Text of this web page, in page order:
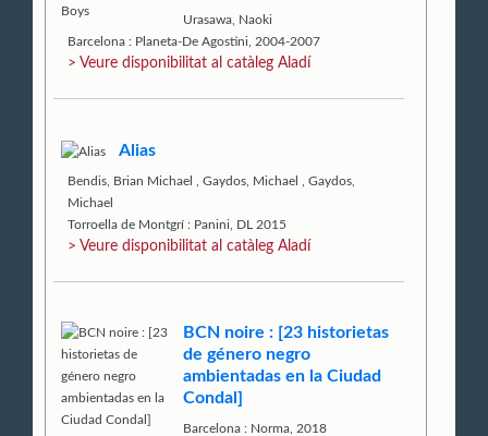
Urasawa, Naoki
Barcelona : Planeta-De Agostini, 2004-2007
> Veure disponibilitat al catàleg Aladí
Alias
Bendis, Brian Michael ,Gaydos, Michael ,Gaydos,
Michael
Torroella de Montgrí : Panini, DL 2015
> Veure disponibilitat al catàleg Aladí
BCN noire : [23 historietas
de género negro
ambientadas en la Ciudad
Condal]
Barcelona : Norma, 2018